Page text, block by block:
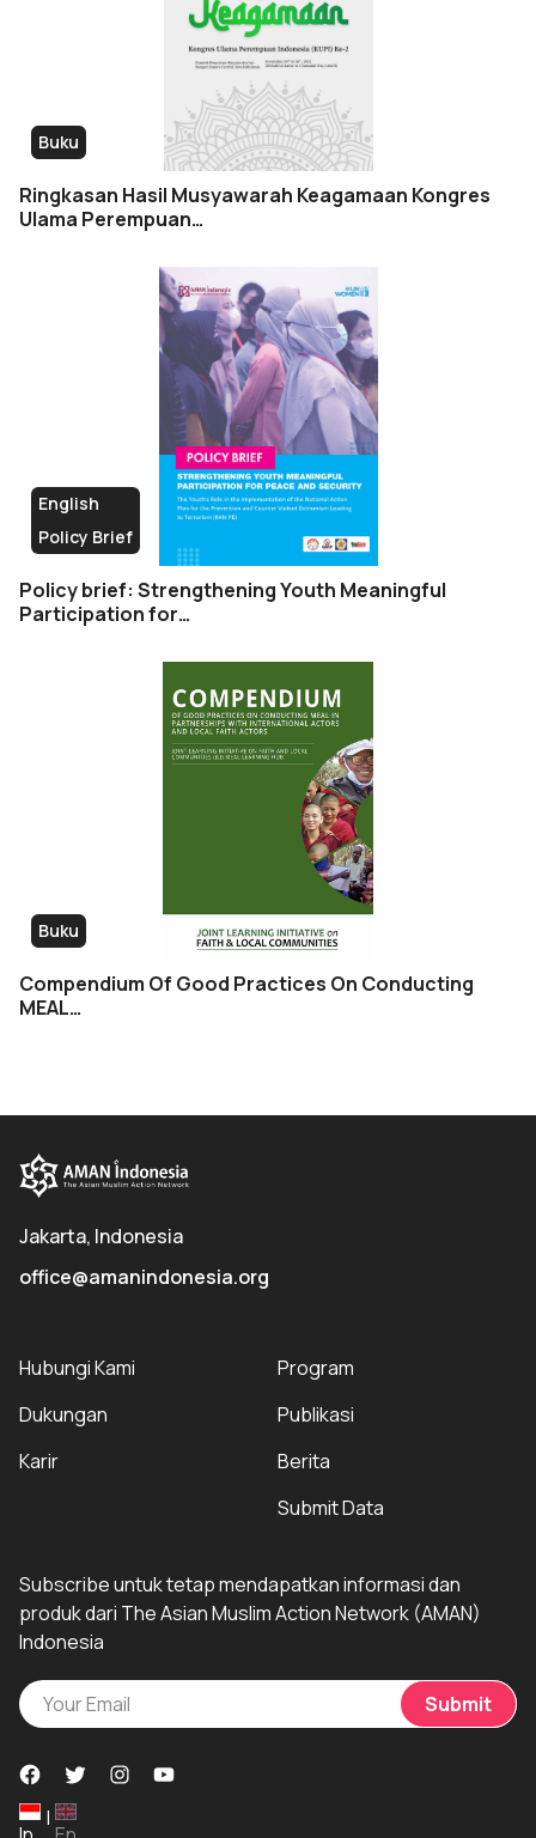
Buku
Ringkasan Hasil Musyawarah Keagamaan Kongres
Ulama Perempuan…
English
Policy Brief
Policy brief: Strengthening Youth Meaningful
Participation for…
Buku
Compendium Of Good Practices On Conducting
MEAL…
Jakarta, Indonesia
office@amanindonesia.org
Hubungi Kami
Dukungan
Karir
Program
Publikasi
Berita
Submit Data
Subscribe untuk tetap mendapatkan informasi dan
produk dari The Asian Muslim Action Network (AMAN)
Indonesia
Submit
|